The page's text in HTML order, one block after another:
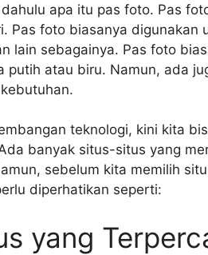
apa itu pas foto. Pas
Pas foto biasanya digunakan
lain sebagainya. Pas foto
putih atau biru. Namun, ada
teknologi, kini kita
banyak situs-situs yang
sebelum kita memilih
diperhatikan seperti:
yang